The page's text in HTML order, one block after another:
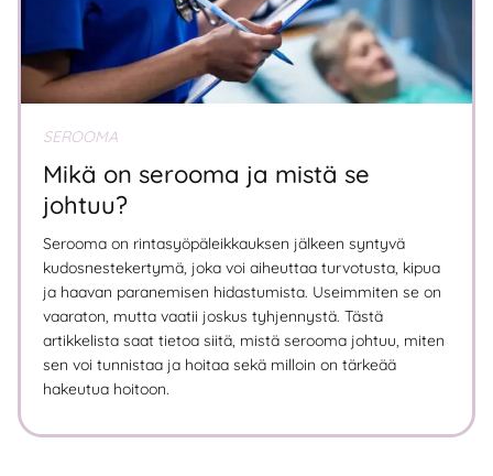
SEROOMA
Mikä on serooma ja mistä se
johtuu?
Serooma on rintasyöpäleikkauksen jälkeen syntyvä
kudosnestekertymä, joka voi aiheuttaa turvotusta, kipua
ja haavan paranemisen hidastumista. Useimmiten se on
vaaraton, mutta vaatii joskus tyhjennystä. Tästä
artikkelista saat tietoa siitä, mistä serooma johtuu, miten
sen voi tunnistaa ja hoitaa sekä milloin on tärkeää
hakeutua hoitoon.